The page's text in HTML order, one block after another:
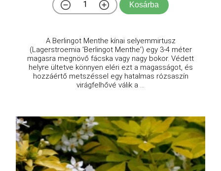
Kosárba
A Berlingot Menthe kínai selyemmirtusz
(Lagerstroemia 'Berlingot Menthe') egy 3-4 méter
magasra megnövő fácska vagy nagy bokor. Védett
helyre ültetve könnyen eléri ezt a magasságot, és
hozzáértő metszéssel egy hatalmas rózsaszín
virágfelhővé válik a ...